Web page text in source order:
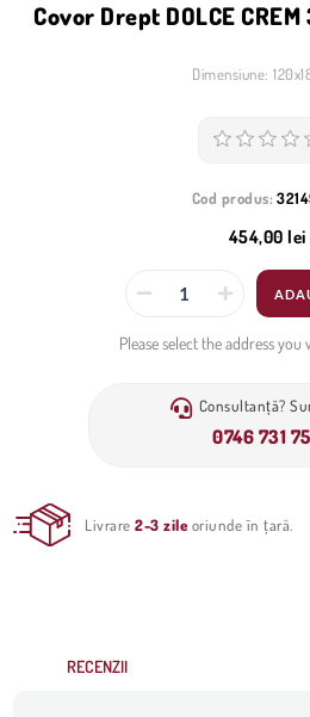
Covor Drept DOLCE
Dimensiune:
Cod produs:
454,00 lei
Please select the address
Consultanță?
0746 731
Livrare2-3 zile oriunde în țară.
RECENZII